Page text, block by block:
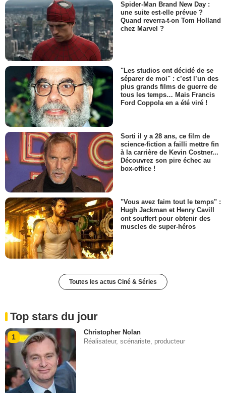
Spider-Man Brand New Day :
une suite est-elle prévue ?
Quand reverra-t-on Tom Holland
chez Marvel ?
"Les studios ont décidé de se
séparer de moi" : c’est l’un des
plus grands films de guerre de
tous les temps… Mais Francis
Ford Coppola en a été viré !
Sorti il y a 28 ans, ce film de
science-fiction a failli mettre fin
à la carrière de Kevin Costner...
Découvrez son pire échec au
box-office !
"Vous avez faim tout le temps" :
Hugh Jackman et Henry Cavill
ont souffert pour obtenir des
muscles de super-héros
Toutes les actus Ciné & Séries
Top stars du jour
1
Christopher Nolan
Réalisateur, scénariste, producteur